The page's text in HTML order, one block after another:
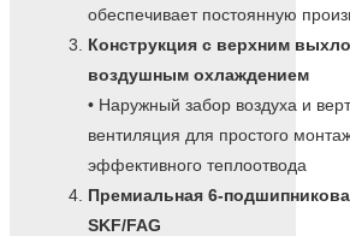
обеспечивает постоянную
Конструкция с верхним
воздушным охлаждением
• Наружный забор воздуха и
вентиляция для простого
эффективного теплоотвода
Премиальная 6-
SKF/FAG